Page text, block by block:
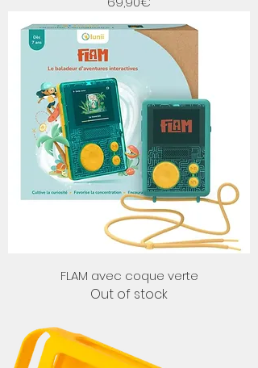
FLAM avec coque verte
Out of stock